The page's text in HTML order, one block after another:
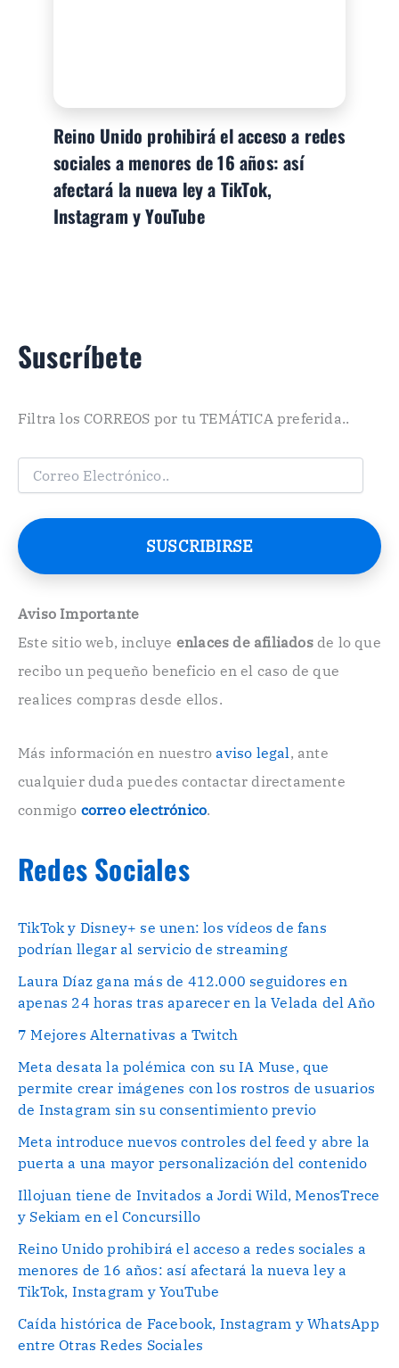
Reino Unido prohibirá el acceso a redes
sociales a menores de 16 años: así
afectará la nueva ley a TikTok,
Instagram y YouTube
Suscríbete
Filtra los CORREOS por tu TEMÁTICA preferida..
C
e
o
e
t
ó
n
o
.
SUSCRIBIRSE
Aviso Importante
Este sitio web, incluye enlaces de afiliadosde lo que
recibo un pequeño beneficio en el caso de que
realices compras desde ellos.
Más información en nuestroaviso legal , ante
cualquier duda puedes contactar directamente
conmigo correo electrónico.
Redes Sociales
TikTok y Disney+ se unen: los vídeos de fans
podrían llegar al servicio de streaming
Laura Díaz gana más de 412.000 seguidores en
apenas 24 horas tras aparecer en la Velada del Año
7 Mejores Alternativas a Twitch
Meta desata la polémica con su IA Muse, que
permite crear imágenes con los rostros de usuarios
de Instagram sin su consentimiento previo
Meta introduce nuevos controles del feed y abre la
puerta a una mayor personalización del contenido
Illojuan tiene de Invitados a Jordi Wild, MenosTrece
y Sekiam en el Concursillo
Reino Unido prohibirá el acceso a redes sociales a
menores de 16 años: así afectará la nueva ley a
TikTok, Instagram y YouTube
Caída histórica de Facebook, Instagram y WhatsApp
entre Otras Redes Sociales